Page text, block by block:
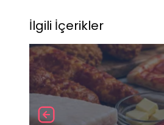
İlgili İçerikler